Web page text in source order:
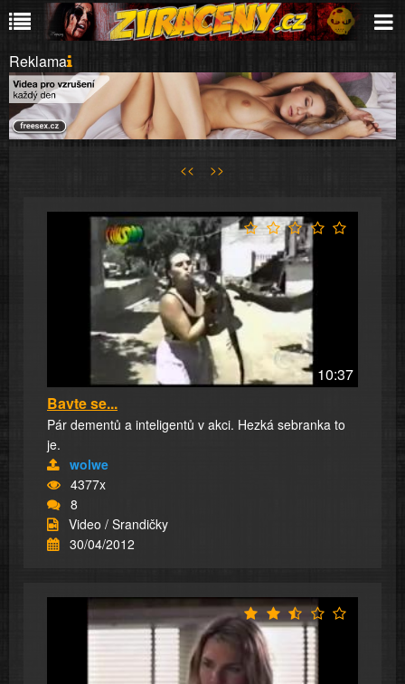
Reklama
<< >>
10:37
Bavte se...
Pár dementů a inteligentů v akci. Hezká sebranka to
je.
wolwe
4377x
8
Video / Srandičky
30/04/2012